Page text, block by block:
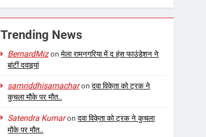
Trending News
BernardMizonमेला रामनगरिया में द हंस फाउंडेशन ने
बांटीं दवाइयां
samriddhisamacharonदवा विके्ता को ट्रक ने
कुचला मौके पर मौत..
Satendra Kumaronदवा विके्ता को ट्रक ने कुचला
मौके पर मौत..